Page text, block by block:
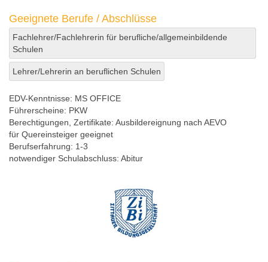
Geeignete Berufe / Abschlüsse
Fachlehrer/Fachlehrerin für berufliche/allgemeinbildende
Schulen
Lehrer/Lehrerin an beruflichen Schulen
EDV-Kenntnisse: MS OFFICE
Führerscheine: PKW
Berechtigungen, Zertifikate: Ausbildereignung nach AEVO
für Quereinsteiger geeignet
Berufserfahrung: 1-3
notwendiger Schulabschluss: Abitur